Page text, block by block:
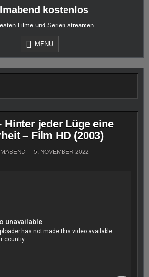
kostenlos
Filme und Serien streamen
MENU
Hinter jeder Lüge eine
– Film HD (2003)
5. NOVEMBER 2022